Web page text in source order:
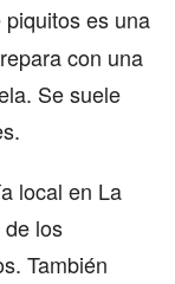
es una
con una
Se suele
local en La
los
También